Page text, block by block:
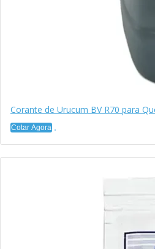
Corante de Urucum BV R70 para
Cotar Agora